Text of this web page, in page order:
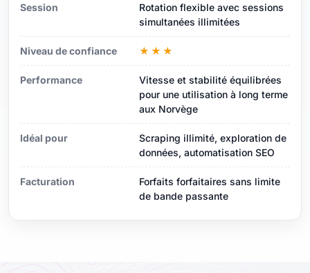
Session
Rotation flexible avec sessions
simultanées illimitées
Niveau de confiance ★★★
Performance
Vitesse et stabilité équilibrées
pour une utilisation à long terme
aux Norvège
Idéal pour
Scraping illimité, exploration de
données, automatisation SEO
Facturation
Forfaits forfaitaires sans limite
de bande passante